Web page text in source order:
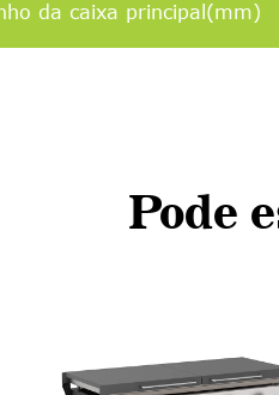
da caixa principal(mm)
Pode